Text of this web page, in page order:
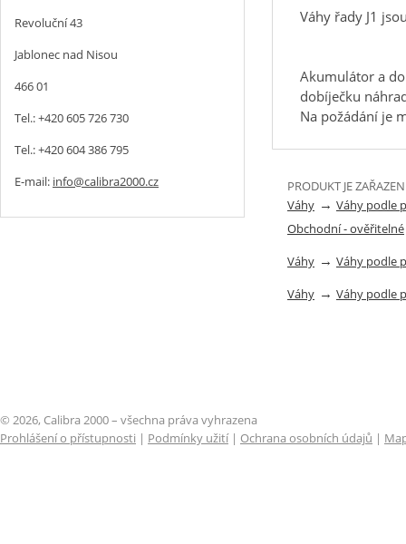
Váhy řady J1
Akumulátor a
dobíječku
Na požádání je
PRODUKT JE
Váhy → Váhy podle
Obchodní - ověřitelné
Váhy → Váhy podle
Váhy → Váhy podle
Revoluční 43
Jablonec nad Nisou
466 01
Tel.: +420 605 726 730
Tel.: +420 604 386 795
E-mail: info@calibra2000.cz
© 2026, Calibra 2000 – všechna práva vyhrazena
Prohlášení o přístupnosti | Podmínky užití| Ochrana osobních údajů |